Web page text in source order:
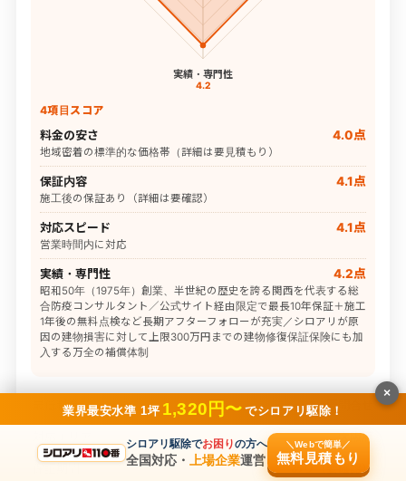
実績・専門性
4.2
4項目スコア
料金の安さ 4.0点
地域密着の標準的な価格帯（詳細は要見積もり）
保証内容 4.1点
施工後の保証あり（詳細は要確認）
対応スピード 4.1点
営業時間内に対応
実績・専門性 4.2点
昭和50年（1975年）創業、半世紀の歴史を誇る関西を代表する総
合防疫コンサルタント／公式サイト経由限定で最長10年保証＋施工
1年後の無料点検など長期アフターフォローが充実／シロアリが原
因の建物損害に対して上限300万円までの建物修復保証保険にも加
入する万全の補償体制
最低料金 要問合せ
大阪府
あり（要確認）
業界最安水準 1坪 1,320円〜 でシロアリ駆除！
シロアリ駆除でお困りの方へ
全国対応・ 上場企業運営
＼Webで簡単／
無料見積もり
×